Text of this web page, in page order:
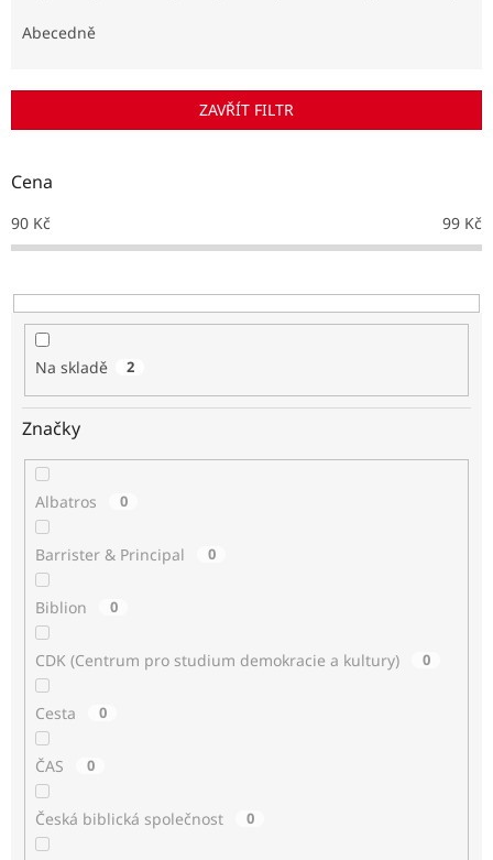
r
d
k
t
Abecedně
ZAVŘÍT FILTR
Cena
90 Kč 99 Kč
Na skladě 2
Značky
Albatros 0
Barrister & Principal 0
Biblion 0
CDK (Centrum pro studium demokracie a kultury) 0
Cesta 0
ČAS 0
Česká biblická společnost 0